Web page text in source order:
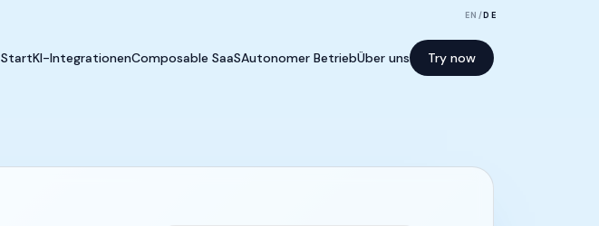
EN /DE
StartKI-IntegrationenComposable SaaSAutonomer BetriebÜber uns Try now